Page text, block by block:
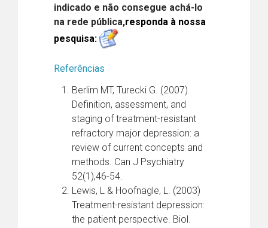
indicado e não consegue achá-lo
na rede pública,responda à nossa
pesquisa:
Referências
Berlim MT, Turecki G. (2007)
Definition, assessment, and
staging of treatment-resistant
refractory major depression: a
review of current concepts and
methods. Can J Psychiatry
52(1),46-54.
Lewis, L & Hoofnagle, L. (2003)
Treatment-resistant depression:
the patient perspective. Biol.